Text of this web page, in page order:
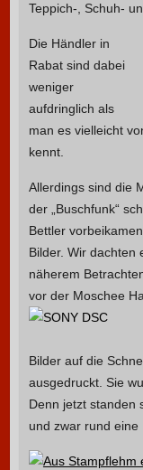
Teppich-, Schuh-
Die Händler in
Rabat sind dabei
weniger
aufdringlich als
man es vielleicht
kennt.
Allerdings sind die
der „Buschfunk“
Bettler
Bilder. Wir dachten
näherem
vor der Moschee
Bilder auf die
ausgedruckt. Sie
Denn jetzt standen
und zwar rund eine